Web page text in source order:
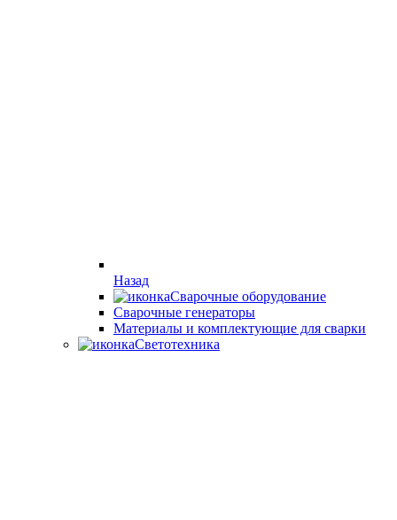
Назад
Сварочные оборудование
Cварочные генераторы
Материалы и комплектующие для сварки
Светотехника